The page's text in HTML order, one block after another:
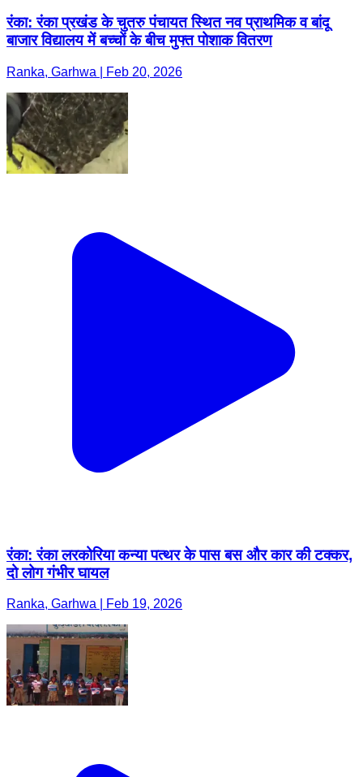
रंका: रंका प्रखंड के चुतरु पंचायत स्थित नव प्राथमिक व बांदू
बाजार विद्यालय में बच्चों के बीच मुफ्त पोशाक वितरण
Ranka, Garhwa | Feb 20, 2026
रंका: रंका लरकोरिया कन्या पत्थर के पास बस और कार की टक्कर,
दो लोग गंभीर घायल
Ranka, Garhwa | Feb 19, 2026